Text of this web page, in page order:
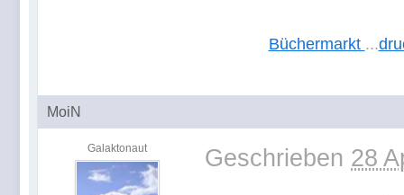
Büchermarkt ...
MoiN
Galaktonaut Geschrieben 28